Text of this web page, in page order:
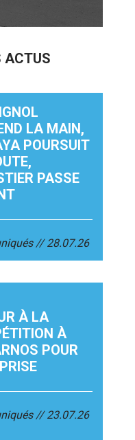
ACTUS
LA MAIN,
POURSUIT
PASSE
28.07.26
À LA
À
POUR
23.07.26